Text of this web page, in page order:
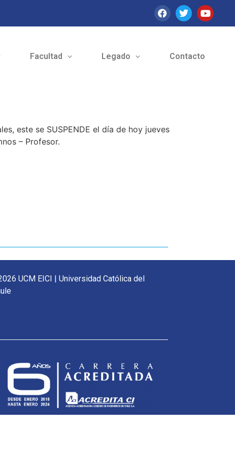
Facultad Legado Contacto
este se SUSPENDE el día de hoy jueves
– Profesor.
UCM EICI | Universidad Católica del